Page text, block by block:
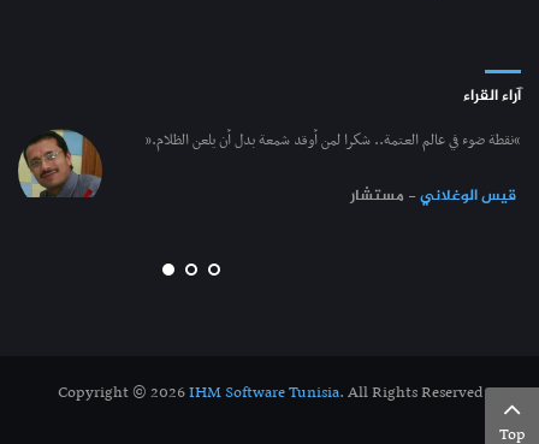
آراء القراء
“نقطة ضوء في عالم العتمة.. شكرا لمن أوقد شمعة بدل أن يلعن الظلام.”
قيس الوغلاني- مستشار
Copyright © 2026IHM Software Tunisia. All Rights Reserved
Top